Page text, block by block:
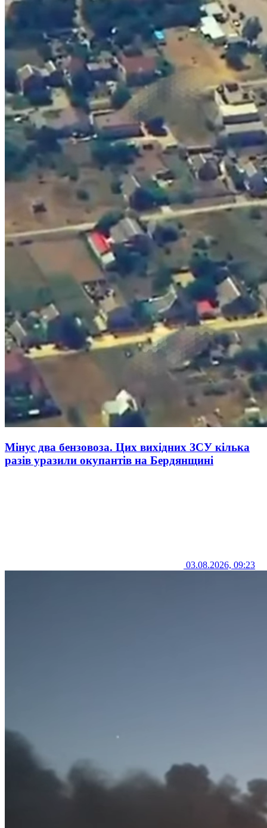
Мінус два бензовоза. Цих вихідних ЗСУ кілька
разів уразили окупантів на Бердянщині
03.08.2026, 09:23